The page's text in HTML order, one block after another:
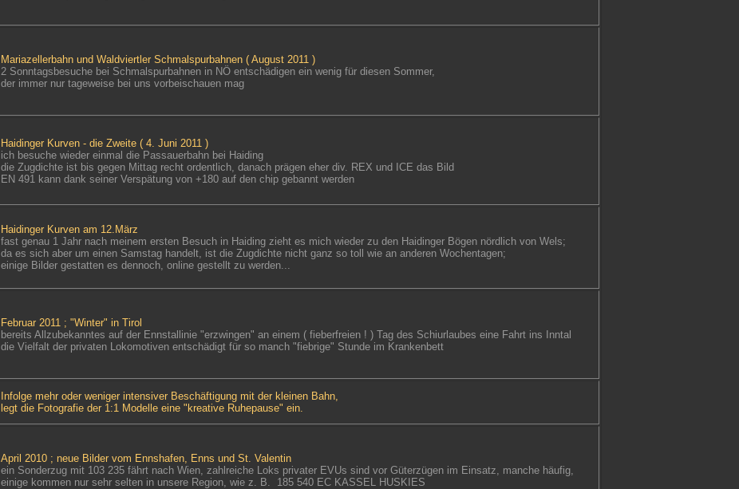
Mariazellerbahn und Waldviertler Schmalspurbahnen ( August 2011 )
2 Sonntagsbesuche bei Schmalspurbahnen in NÖ entschädigen ein wenig für diesen Sommer,
der immer nur tageweise bei uns vorbeischauen mag
Haidinger Kurven - die Zweite ( 4. Juni 2011 )
ich besuche wieder einmal die Passauerbahn bei Haiding
die Zugdichte ist bis gegen Mittag recht ordentlich, danach prägen eher div. REX und ICE das Bild
EN 491 kann dank seiner Verspätung von +180 auf den chip gebannt werden
Haidinger Kurven am 12.März
fast genau 1 Jahr nach meinem ersten Besuch in Haiding zieht es mich wieder zu den Haidinger Bögen nördlich von Wels;
da es sich aber um einen Samstag handelt, ist die Zugdichte nicht ganz so toll wie an anderen Wochentagen;
einige Bilder gestatten es dennoch, online gestellt zu werden...
Februar 2011 ; "Winter" in Tirol
bereits Allzubekanntes auf der Ennstallinie "erzwingen" an einem ( fieberfreien ! ) Tag des Schiurlaubes eine Fahrt ins Inntal
die Vielfalt der privaten Lokomotiven entschädigt für so manch "fiebrige" Stunde im Krankenbett
Infolge mehr oder weniger intensiver Beschäftigung mit der kleinen Bahn,
legt die Fotografie der 1:1 Modelle eine "kreative Ruhepause" ein.
April 2010 ; neue Bilder vom Ennshafen, Enns und St. Valentin
ein Sonderzug mit 103 235 fährt nach Wien, zahlreiche Loks privater EVUs sind vor Güterzügen im Einsatz, manche häufig,
einige kommen nur sehr selten in unsere Region, wie z. B. 185 540 EC KASSEL HUSKIES